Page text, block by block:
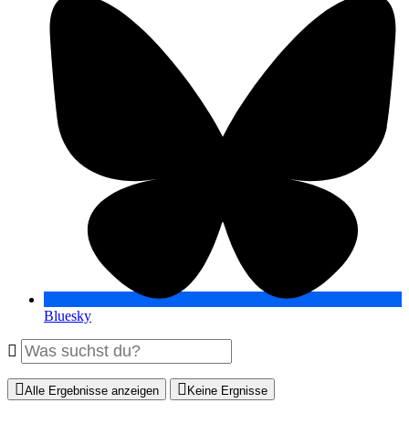
Bluesky
Alle Ergebnisse anzeigen Keine Ergnisse